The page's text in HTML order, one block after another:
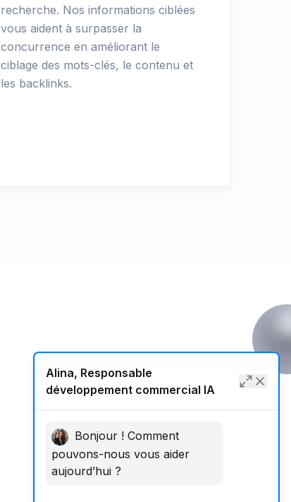
recherche. Nos informations ciblées
vous aident à surpasser la
concurrence en améliorant le
ciblage des mots-clés, le contenu et
les backlinks.
Alina, Responsable
développement commercial IA
Bonjour ! Comment
pouvons-nous vous aider
aujourd’hui ?